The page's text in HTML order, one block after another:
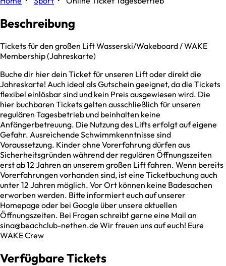
Beschreibung
Tickets für den großen Lift Wasserski/Wakeboard / WAKE
Membership (Jahreskarte)
Buche dir hier dein Ticket für unseren Lift oder direkt die
Jahreskarte! Auch ideal als Gutschein geeignet, da die Tickets
flexibel einlösbar sind und kein Preis ausgewiesen wird. Die
hier buchbaren Tickets gelten ausschließlich für unseren
regulären Tagesbetrieb und beinhalten keine
Anfängerbetreuung. Die Nutzung des Lifts erfolgt auf eigene
Gefahr. Ausreichende Schwimmkenntnisse sind
Voraussetzung. Kinder ohne Vorerfahrung dürfen aus
Sicherheitsgründen während der regulären Öffnungszeiten
erst ab 12 Jahren an unserem großen Lift fahren. Wenn bereits
Vorerfahrungen vorhanden sind, ist eine Ticketbuchung auch
unter 12 Jahren möglich. Vor Ort können keine Badesachen
erworben werden. Bitte informiert euch auf unserer
Homepage oder bei Google über unsere aktuellen
Öffnungszeiten. Bei Fragen schreibt gerne eine Mail an
sina@beachclub-nethen.de Wir freuen uns auf euch! Eure
WAKE Crew
Verfügbare Tickets